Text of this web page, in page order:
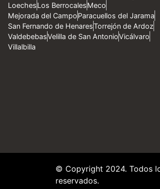
LoechesLos BerrocalesMeco
Mejorada del CampoParacuellos del Jarama
San Fernando de HenaresTorrejón de Ardoz
ValdebebasVelilla de San AntonioVicálvaro
Villalbilla
© Copyright 2024. Todos
reservados.